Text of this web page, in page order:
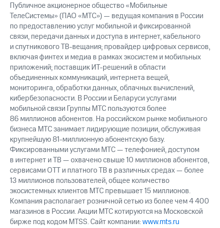
Публичное акционерное общество «Мобильные
ТелеСистемы» (ПАО «МТС») — ведущая компания в России
по предоставлению услуг мобильной и фиксированной
связи, передачи данных и доступа в интернет, кабельного
и спутникового ТВ-вещания; провайдер цифровых сервисов,
включая финтех и медиа в рамках экосистем и мобильных
приложений; поставщик ИТ-решений в области
объединенных коммуникаций, интернета вещей,
мониторинга, обработки данных, облачных вычислений,
кибербезопасности. В России и Беларуси услугами
мобильной связи Группы МТС пользуются более
86 миллионов абонентов. На российском рынке мобильного
бизнеса МТС занимает лидирующие позиции, обслуживая
крупнейшую 81-миллионную абонентскую базу.
Фиксированными услугами МТС — телефонией, доступом
в интернет и ТВ — охвачено свыше 10 миллионов абонентов,
сервисами OTT и платного ТВ в различных средах — более
13 миллионов пользователей, общее количество
экосистемных клиентов МТС превышает 15 миллионов.
Компания располагает розничной сетью из более чем 4 400
магазинов в России. Акции МТС котируются на Московской
бирже под кодом MTSS. Сайт компании:www.mts.ru